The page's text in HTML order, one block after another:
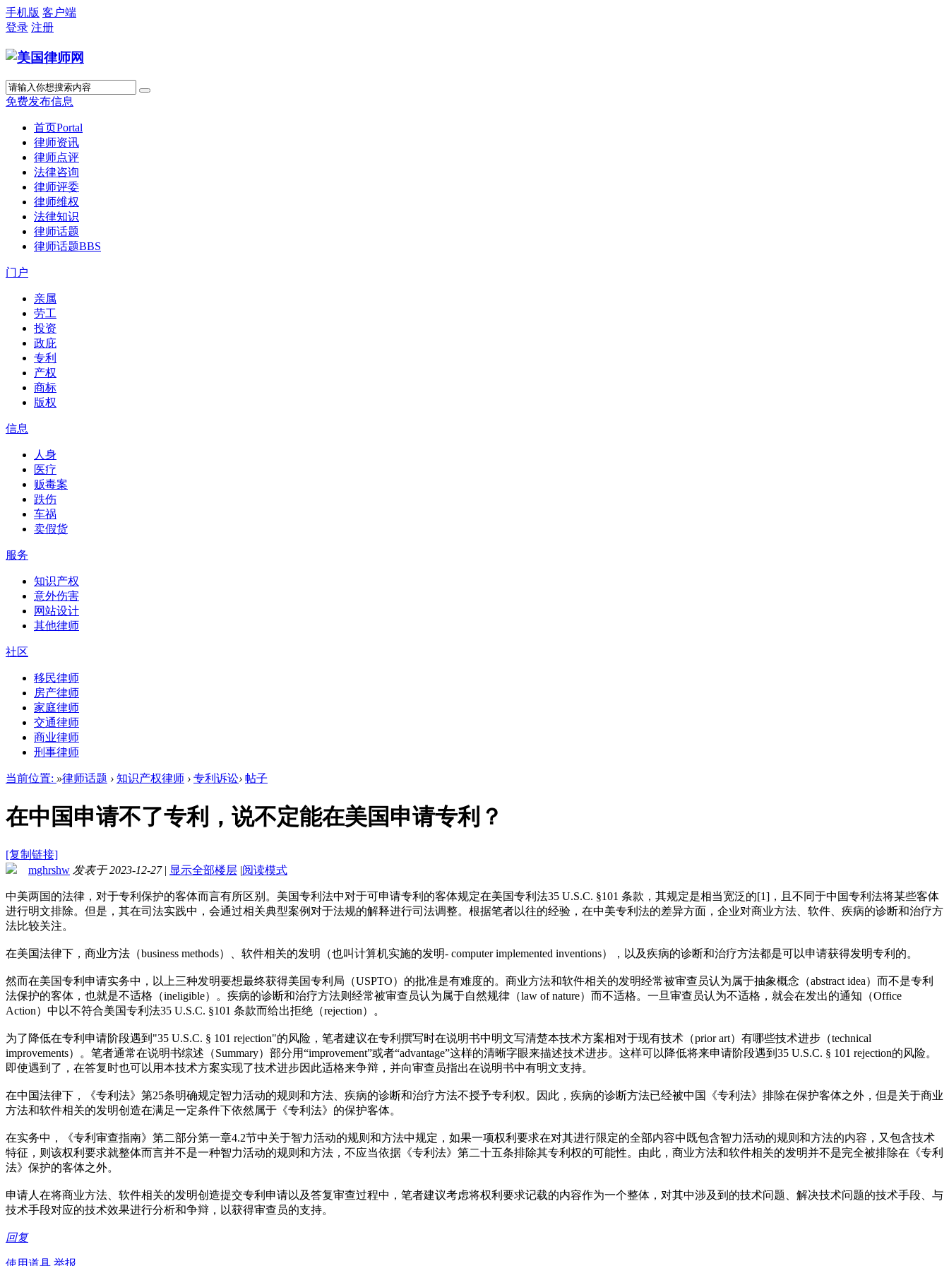
手机版 客户端
登录 注册
免费发布信息
首页Portal
律师资讯
律师点评
法律咨询
律师评委
律师维权
法律知识
律师话题
律师话题BBS
门户
亲属
劳工
投资
政庇
专利
产权
商标
版权
信息
人身
医疗
贩毒案
跌伤
车祸
卖假货
服务
知识产权
意外伤害
网站设计
其他律师
社区
移民律师
房产律师
家庭律师
交通律师
商业律师
刑事律师
当前位置: »律师话题 › 知识产权律师 › 专利诉讼› 帖子
在中国申请不了专利，说不定能在美国申请专利？
[复制链接]
mghrshw 发表于 2023-12-27 | 显示全部楼层 |阅读模式
中美两国的法律，对于专利保护的客体而言有所区别。美国专利法中对于可申请专利的客体规定在美国专利法35 U.S.C. §101 条款，其规定是相当宽泛的[1]，且不同于中国专利法将某些客体
进行明文排除。但是，其在司法实践中，会通过相关典型案例对于法规的解释进行司法调整。根据笔者以往的经验，在中美专利法的差异方面，企业对商业方法、软件、疾病的诊断和治疗方
法比较关注。
在美国法律下，商业方法（business methods）、软件相关的发明（也叫计算机实施的发明- computer implemented inventions），以及疾病的诊断和治疗方法都是可以申请获得发明专利的。
然而在美国专利申请实务中，以上三种发明要想最终获得美国专利局（USPTO）的批准是有难度的。商业方法和软件相关的发明经常被审查员认为属于抽象概念（abstract idea）而不是专利
法保护的客体，也就是不适格（ineligible）。疾病的诊断和治疗方法则经常被审查员认为属于自然规律（law of nature）而不适格。一旦审查员认为不适格，就会在发出的通知（Office
Action）中以不符合美国专利法35 U.S.C. §101 条款而给出拒绝（rejection）。
为了降低在专利申请阶段遇到"35 U.S.C. § 101 rejection"的风险，笔者建议在专利撰写时在说明书中明文写清楚本技术方案相对于现有技术（prior art）有哪些技术进步（technical
improvements）。笔者通常在说明书综述（Summary）部分用“improvement”或者“advantage”这样的清晰字眼来描述技术进步。这样可以降低将来申请阶段遇到35 U.S.C. § 101 rejection的风险。
即使遇到了，在答复时也可以用本技术方案实现了技术进步因此适格来争辩，并向审查员指出在说明书中有明文支持。
在中国法律下，《专利法》第25条明确规定智力活动的规则和方法、疾病的诊断和治疗方法不授予专利权。因此，疾病的诊断方法已经被中国《专利法》排除在保护客体之外，但是关于商业
方法和软件相关的发明创造在满足一定条件下依然属于《专利法》的保护客体。
在实务中，《专利审查指南》第二部分第一章4.2节中关于智力活动的规则和方法中规定，如果一项权利要求在对其进行限定的全部内容中既包含智力活动的规则和方法的内容，又包含技术
特征，则该权利要求就整体而言并不是一种智力活动的规则和方法，不应当依据《专利法》第二十五条排除其专利权的可能性。由此，商业方法和软件相关的发明并不是完全被排除在《专利
法》保护的客体之外。
申请人在将商业方法、软件相关的发明创造提交专利申请以及答复审查过程中，笔者建议考虑将权利要求记载的内容作为一个整体，对其中涉及到的技术问题、解决技术问题的技术手段、与
技术手段对应的技术效果进行分析和争辩，以获得审查员的支持。
回复